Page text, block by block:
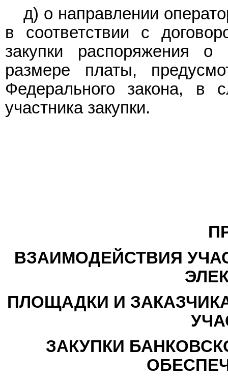
д) о направлении
в соответствии с
закупки распоряжения
размере платы,
Федерального закона, в
участника закупки.
ВЗАИМОДЕЙСТВИЯ
ПЛОЩАДКИ И
ЗАКУПКИ